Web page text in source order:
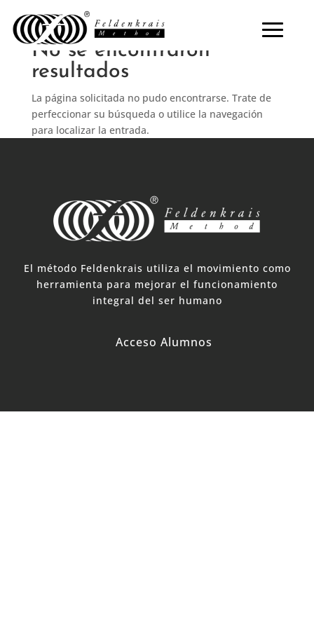
No se encontraron
resultados
La página solicitada no pudo encontrarse. Trate de
perfeccionar su búsqueda o utilice la navegación
para localizar la entrada.
El método Feldenkrais utiliza el movimiento como
herramienta para mejorar el funcionamiento
integral del ser humano
Acceso Alumnos